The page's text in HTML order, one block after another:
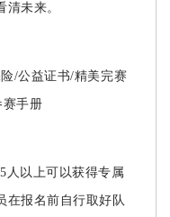
未来。
/公益证书/精美完赛
赛手册
人以上可以获得专属
在报名前自行取好队